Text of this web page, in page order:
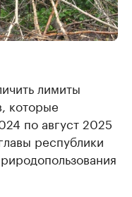
лимиты
которые
по август 2025
республики